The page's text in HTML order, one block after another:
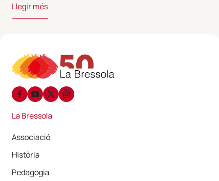
Llegir més
La Bressola
Associació
Història
Pedagogia